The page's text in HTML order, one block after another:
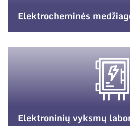
Elektrocheminės
Elektroninių vyksmų